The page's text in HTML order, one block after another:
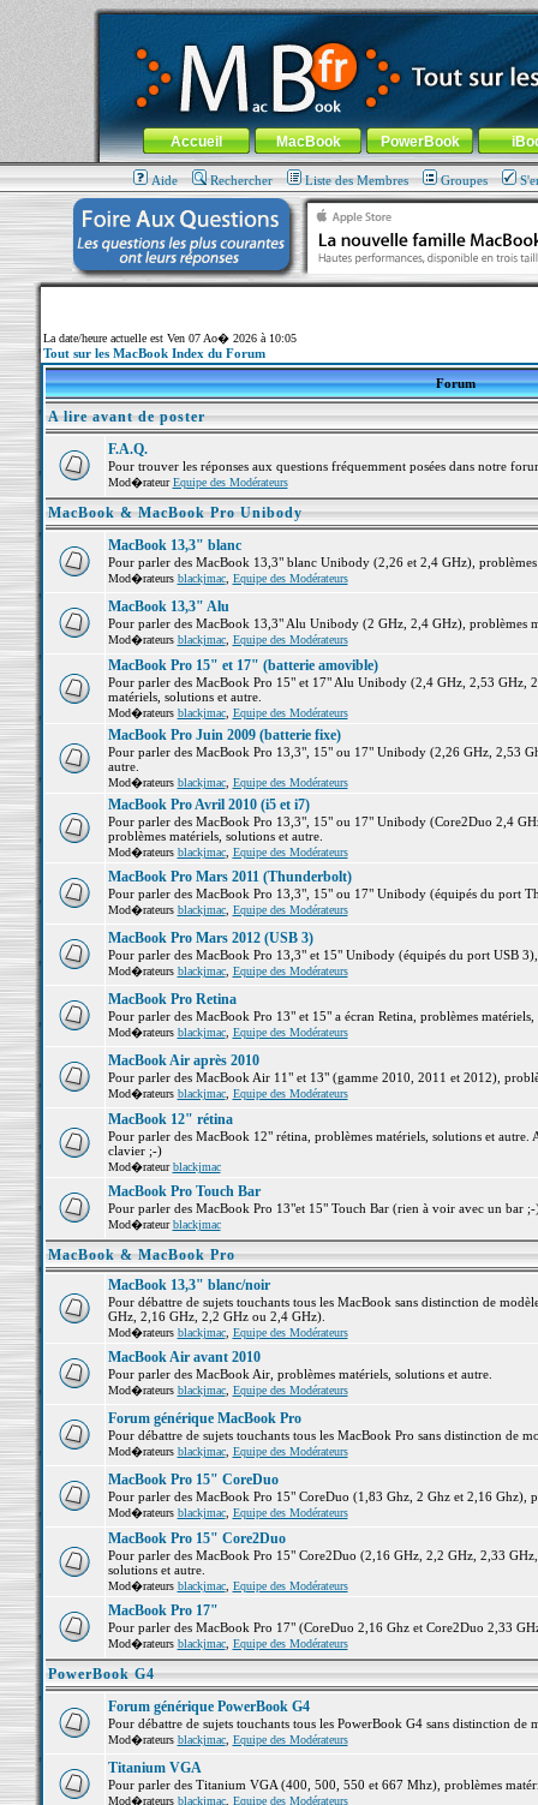
MacBook-fr.com : 100% Apple... 100% nomade !
Aller au contenu-Aller au menu général-Aller au menu de
Menu général
Accueil MacBook PowerBook
Aide Rechercher Liste des Membres Groupes
La date/heure actuelle est Ven 07 Ao� 2026 à 10:05
Tout sur les MacBook Index du Forum
Forum
A lire avant de poster
F.A.Q.
Pour trouver les réponses aux questions fréquemment posées dans notre
Mod�rateurEquipe des Modérateurs
MacBook & MacBook Pro Unibody
MacBook 13,3" blanc
Pour parler des MacBook 13,3" blanc Unibody (2,26 et 2,4 GHz),
Mod�rateurs blackjmac, Equipe des Modérateurs
MacBook 13,3" Alu
Pour parler des MacBook 13,3" Alu Unibody (2 GHz, 2,4 GHz), problèmes
Mod�rateurs blackjmac, Equipe des Modérateurs
MacBook Pro 15" et 17" (batterie amovible)
Pour parler des MacBook Pro 15" et 17" Alu Unibody (2,4 GHz, 2,53 GHz,
matériels, solutions et autre.
Mod�rateurs blackjmac, Equipe des Modérateurs
MacBook Pro Juin 2009 (batterie fixe)
Pour parler des MacBook Pro 13,3", 15" ou 17" Unibody (2,26 GHz, 2,53
autre.
Mod�rateurs blackjmac, Equipe des Modérateurs
MacBook Pro Avril 2010 (i5 et i7)
Pour parler des MacBook Pro 13,3", 15" ou 17" Unibody (Core2Duo 2,4
problèmes matériels, solutions et autre.
Mod�rateurs blackjmac, Equipe des Modérateurs
MacBook Pro Mars 2011 (Thunderbolt)
Pour parler des MacBook Pro 13,3", 15" ou 17" Unibody (équipés du port
Mod�rateurs blackjmac, Equipe des Modérateurs
MacBook Pro Mars 2012 (USB 3)
Pour parler des MacBook Pro 13,3" et 15" Unibody (équipés du port USB
Mod�rateurs blackjmac, Equipe des Modérateurs
MacBook Pro Retina
Pour parler des MacBook Pro 13" et 15" a écran Retina, problèmes matériels,
Mod�rateurs blackjmac, Equipe des Modérateurs
MacBook Air après 2010
Pour parler des MacBook Air 11" et 13" (gamme 2010, 2011 et 2012),
Mod�rateurs blackjmac, Equipe des Modérateurs
MacBook 12" rétina
Pour parler des MacBook 12" rétina, problèmes matériels, solutions et
clavier ;-)
Mod�rateurblackjmac
MacBook Pro Touch Bar
Pour parler des MacBook Pro 13"et 15" Touch Bar (rien à voir avec un bar
Mod�rateurblackjmac
MacBook & MacBook Pro
MacBook 13,3" blanc/noir
Pour débattre de sujets touchants tous les MacBook sans distinction de
GHz, 2,16 GHz, 2,2 GHz ou 2,4 GHz).
Mod�rateurs blackjmac, Equipe des Modérateurs
MacBook Air avant 2010
Pour parler des MacBook Air, problèmes matériels, solutions et autre.
Mod�rateurs blackjmac, Equipe des Modérateurs
Forum générique MacBook Pro
Pour débattre de sujets touchants tous les MacBook Pro sans distinction de
Mod�rateurs blackjmac, Equipe des Modérateurs
MacBook Pro 15" CoreDuo
Pour parler des MacBook Pro 15" CoreDuo (1,83 Ghz, 2 Ghz et 2,16 Ghz),
Mod�rateurs blackjmac, Equipe des Modérateurs
MacBook Pro 15" Core2Duo
Pour parler des MacBook Pro 15" Core2Duo (2,16 GHz, 2,2 GHz, 2,33
solutions et autre.
Mod�rateurs blackjmac, Equipe des Modérateurs
MacBook Pro 17"
Pour parler des MacBook Pro 17" (CoreDuo 2,16 Ghz et Core2Duo 2,33
Mod�rateurs blackjmac, Equipe des Modérateurs
PowerBook G4
Forum générique PowerBook G4
Pour débattre de sujets touchants tous les PowerBook G4 sans distinction de
Mod�rateurs blackjmac, Equipe des Modérateurs
Titanium VGA
Pour parler des Titanium VGA (400, 500, 550 et 667 Mhz), problèmes
Mod�rateurs blackjmac, Equipe des Modérateurs